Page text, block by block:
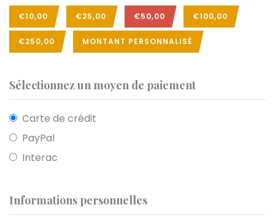
€10,00 €25,00 €50,00 €100,00
€250,00 MONTANT PERSONNALISÉ
Sélectionnez un moyen de paiement
Carte de crédit
PayPal
Interac
Informations personnelles